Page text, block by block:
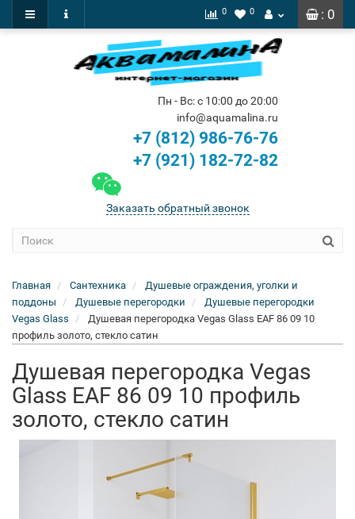
: 0
0 0
Пн - Вс: с 10:00 до 20:00
info@aquamalina.ru
+7 (812) 986-76-76
+7 (921) 182-72-82
Заказать обратный звонок
Главная Сантехника
Душевые ограждения, уголки и
поддоны
Душевые перегородки
Душевые перегородки
Vegas Glass
Душевая перегородка Vegas Glass EAF 86 09 10
профиль золото, стекло сатин
Душевая перегородка Vegas
Glass EAF 86 09 10 профиль
золото, стекло сатин